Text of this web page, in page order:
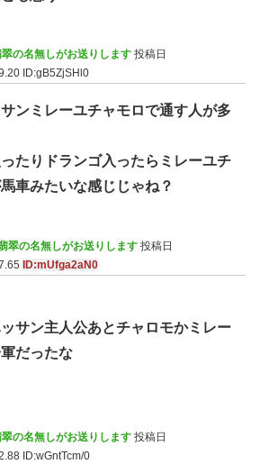
の名無しがお送りします 投稿日
ID:gB5ZjSHl0
ンミレーユチャモロで通す人が多
たりドランゴ入ったらミレーユチ
車みたいな感じじゃね？
翠の名無しがお送りします 投稿日
ID:mUfga2aN0
サン主人公あとチャロモかミレー
だったな
の名無しがお送りします 投稿日
ID:wGntTcm/0